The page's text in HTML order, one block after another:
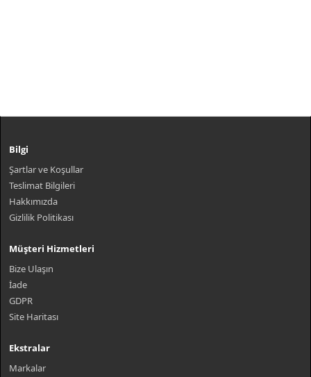
Bilgi
Şartlar ve Koşullar
Teslimat Bilgileri
Hakkımızda
Gizlilik Politikası
Müşteri Hizmetleri
Bize Ulaşın
İade
GDPR
Site Haritası
Ekstralar
Markalar